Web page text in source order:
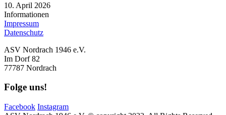
10. April 2026
Informationen
Impressum
Datenschutz
ASV Nordrach 1946 e.V.
Im Dorf 82
77787 Nordrach
Folge uns!
Facebook Instagram